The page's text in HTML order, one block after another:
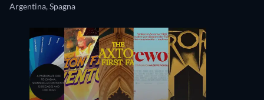
Argentina, Spagna